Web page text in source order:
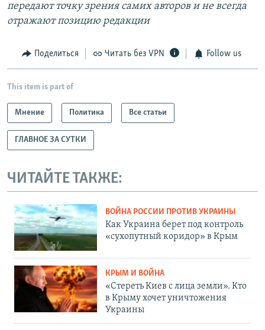
передают точку зрения самих авторов и не всегда
отражают позицию редакции
Поделиться Читать без VPN Follow us
This item is part of
Мнение Политика Все статьи
ГЛАВНОЕ ЗА СУТКИ
ЧИТАЙТЕ ТАКЖЕ:
ВОЙНА РОССИИ ПРОТИВ УКРАИНЫ
Как Украина берет под контроль
«сухопутный коридор» в Крым
КРЫМ И ВОЙНА
«Стереть Киев с лица земли». Кто
в Крыму хочет уничтожения
Украины